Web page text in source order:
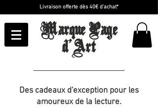
Livraison offerte dès 40€ d'achat*
Marque Page
d'Art
Des cadeaux d'exception pour les
amoureux de la lecture.